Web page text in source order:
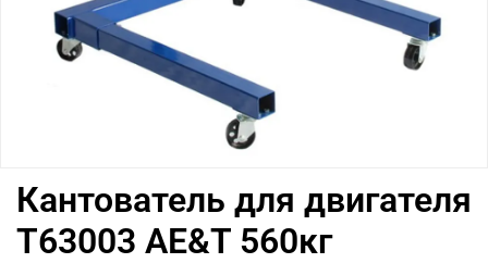
Кантователь для двигателя
Т63003 AE&T 560кг